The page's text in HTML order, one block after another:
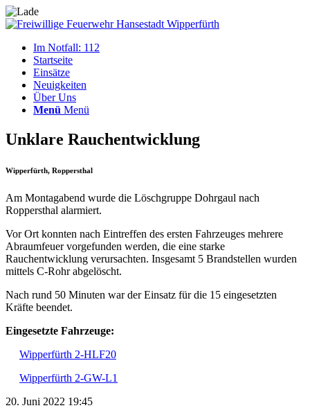
Im Notfall: 112
Startseite
Einsätze
Neuigkeiten
Über Uns
Menü Menü
Unklare Rauchentwicklung
Wipperfürth, Roppersthal
Am Montagabend wurde die Löschgruppe Dohrgaul nach
Roppersthal alarmiert.
Vor Ort konnten nach Eintreffen des ersten Fahrzeuges mehrere
Abraumfeuer vorgefunden werden, die eine starke
Rauchentwicklung verursachten. Insgesamt 5 Brandstellen wurden
mittels C-Rohr abgelöscht.
Nach rund 50 Minuten war der Einsatz für die 15 eingesetzten
Kräfte beendet.
Eingesetzte Fahrzeuge:
Wipperfürth 2-HLF20
Wipperfürth 2-GW-L1
20. Juni 2022 19:45